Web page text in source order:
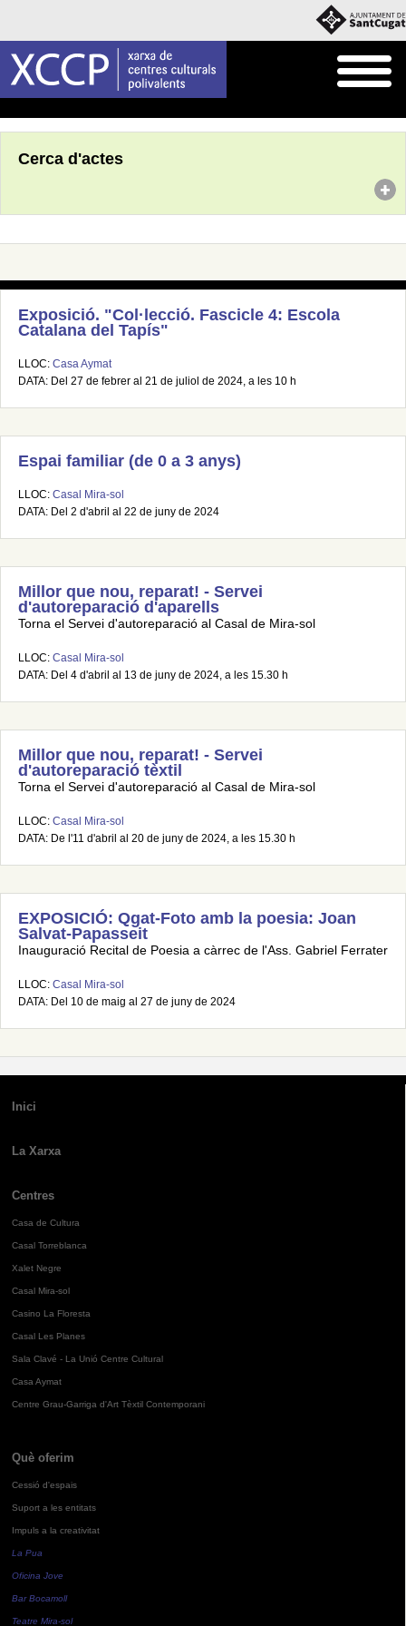
Cerca d'actes
Exposició. "Col·lecció. Fascicle 4: Escola
Catalana del Tapís"
LLOC: Casa Aymat
DATA: Del 27 de febrer al 21 de juliol de 2024, a les 10 h
Espai familiar (de 0 a 3 anys)
LLOC: Casal Mira-sol
DATA: Del 2 d'abril al 22 de juny de 2024
Millor que nou, reparat! - Servei
d'autoreparació d'aparells
Torna el Servei d'autoreparació al Casal de Mira-sol
LLOC: Casal Mira-sol
DATA: Del 4 d'abril al 13 de juny de 2024, a les 15.30 h
Millor que nou, reparat! - Servei
d'autoreparació tèxtil
Torna el Servei d'autoreparació al Casal de Mira-sol
LLOC: Casal Mira-sol
DATA: De l'11 d'abril al 20 de juny de 2024, a les 15.30 h
EXPOSICIÓ: Qgat-Foto amb la poesia: Joan
Salvat-Papasseit
Inauguració Recital de Poesia a càrrec de l'Ass. Gabriel Ferrater
LLOC: Casal Mira-sol
DATA: Del 10 de maig al 27 de juny de 2024
Inici
La Xarxa
Centres
Casa de Cultura
Casal Torreblanca
Xalet Negre
Casal Mira-sol
Casino La Floresta
Casal Les Planes
Sala Clavé - La Unió Centre Cultural
Casa Aymat
Centre Grau-Garriga d'Art Tèxtil Contemporani
Què oferim
Cessió d'espais
Suport a les entitats
Impuls a la creativitat
La Pua
Oficina Jove
Bar Bocamoll
Teatre Mira-sol